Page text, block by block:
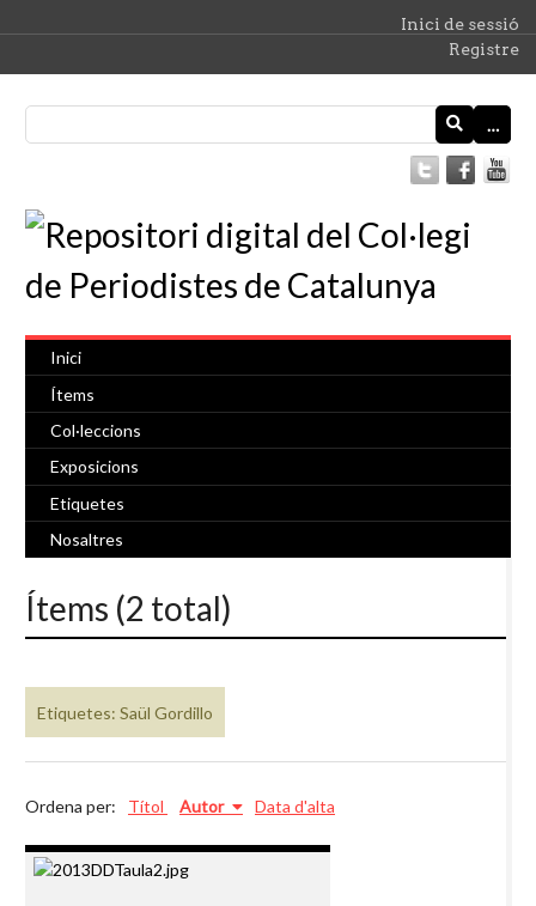
Inici de sessió
Registre
…
Inici
Ítems
Col·leccions
Exposicions
Etiquetes
Nosaltres
Ítems (2 total)
Etiquetes: Saül Gordillo
Ordena per: Títol Autor Data d'alta